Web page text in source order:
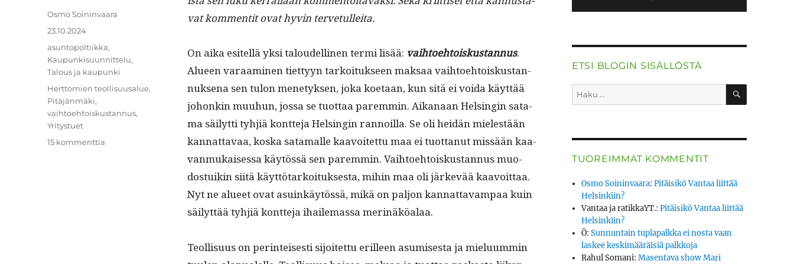
vat kom­men­tit ovat hyvin tervetulleita.
On aika esitel­lä yksi taloudelli­nen ter­mi lisää: vai­h­toe­htoiskus­tan­nus.
Alueen varaami­nen tiet­tyyn tarkoituk­seen mak­saa vai­h­toe­htoiskus­tan­
nuk­se­na sen tulon mene­tyk­sen, joka koetaan, kun sitä ei voi­da käyt­tää
johonkin muuhun, jos­sa se tuot­taa parem­min. Aikanaan Helsin­gin sata­
ma säi­lyt­ti tyhjiä kont­te­ja Helsin­gin ran­noil­la. Se oli hei­dän mielestään
kan­nat­tavaa, kos­ka sata­malle kaavoitet­tu maa ei tuot­tanut mis­sään kaa­
van­mukaises­sa käytössä sen parem­min. Vai­h­toe­htoiskus­tan­nus muo­
dos­tuikin siitä käyt­tö­tarkoituk­ses­ta, mihin maa oli järkevää kaavoit­taa.
Nyt ne alueet ovat asuinkäytössä, mikä on paljon kan­nat­tavam­paa kuin
säi­lyt­tää tyhjiä kont­te­ja ihaile­mas­sa merinäköalaa.
Teol­lisu­us on per­in­teis­es­ti sijoitet­tu erilleen asumis­es­ta ja mielu­um­min
Kirjoittaja
Osmo Soininvaara
Julkaistu
23.10.2024
Kategoriat
asuntopoltiikka,
Kaupunkisuunnittelu,
Talous ja kaupunki
Avainsanat
Herttomien teollisuusalue,
Pitäjänmäki,
vaihtoehtoiskustannus,
Yritystuet
15 kommenttia
ETSI BLOGIN SISÄLLÖSTÄ
Etsi: HAKU
TUOREIMMAT KOMMENTIT
Osmo Soininvaara:Pitäisikö Vantaa liittää
Helsinkiin?
Vantaa ja ratikkaYT.:Pitäisikö Vantaa liittää
Helsinkiin?
Ö:Sunnuntain tuplapalkka ei nosta vaan
laskee keskimääräisiä palkkoja
Rahul Somani:Masentava show Mari